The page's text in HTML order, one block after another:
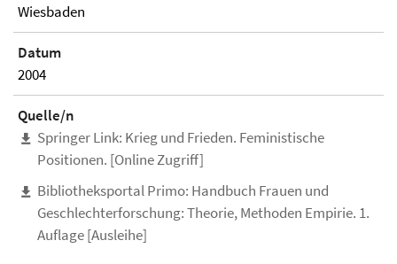
Wiesbaden
Datum
2004
Quelle/n
Springer Link: Krieg und Frieden. Feministische
Positionen. [Online Zugriff]
Bibliotheksportal Primo: Handbuch Frauen und
Geschlechterforschung: Theorie, Methoden Empirie. 1.
Auflage [Ausleihe]